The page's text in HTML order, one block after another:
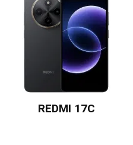
REDMI 17C